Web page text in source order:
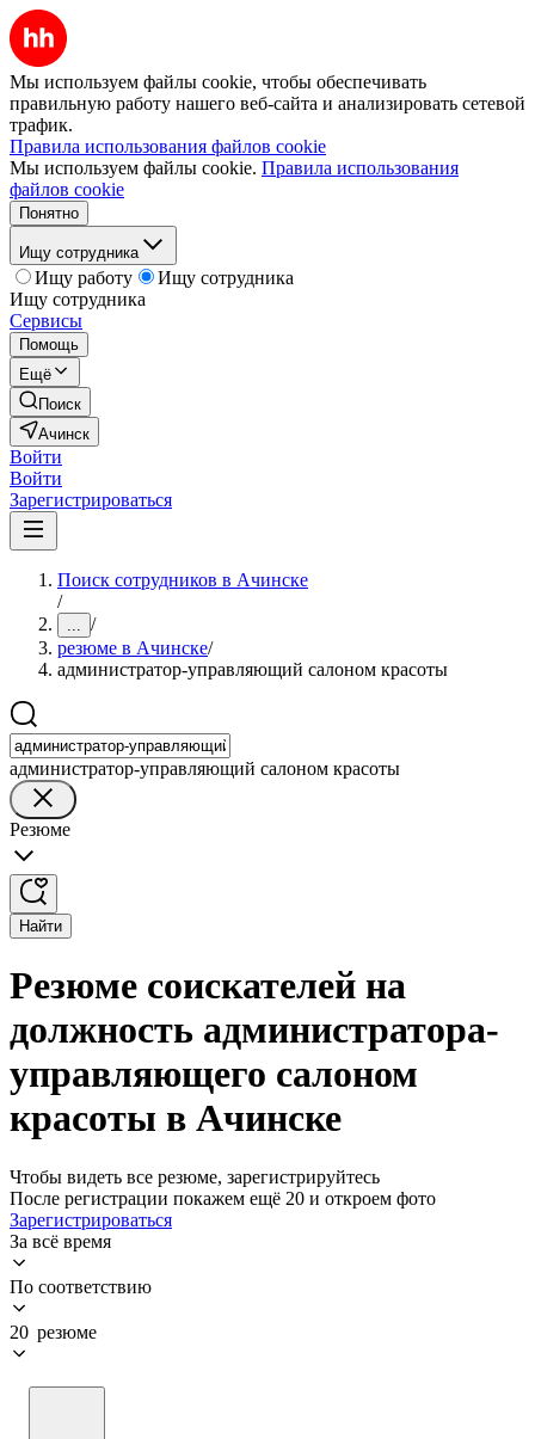
Мы используем файлы cookie, чтобы обеспечивать
правильную работу нашего веб-сайта и анализировать сетевой
трафик.
Правила использования файлов cookie
Мы используем файлы cookie. Правила использования
файлов cookie
Понятно
Ищу сотрудника
Ищу работу
Ищу сотрудника
Ищу сотрудника
Сервисы
Помощь
Ещё
Поиск
Ачинск
Войти
Войти
Зарегистрироваться
Поиск сотрудников в Ачинске
/
... /
резюме в Ачинске/
администратор-управляющий салоном красоты
администратор-управляющий салоном красоты
Резюме
Найти
Резюме соискателей на
должность администратора-
управляющего салоном
красоты в Ачинске
Чтобы видеть все резюме, зарегистрируйтесь
После регистрации покажем ещё 20 и откроем фото
Зарегистрироваться
За всё время
По соответствию
20 резюме